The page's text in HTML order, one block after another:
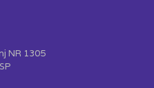
NR 1305